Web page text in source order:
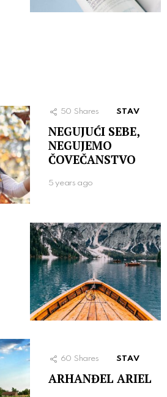
50 Shares STAV
NEGUJUĆI SEBE,
NEGUJEMO
ČOVEČANSTVO
5 years ago
60 Shares STAV
ARHANĐEL ARIEL